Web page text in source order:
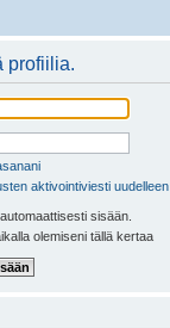
profiilia.
aktivointiviesti uudelleen
sisään.
olemiseni tällä kertaa